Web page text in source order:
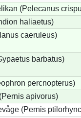
(Pelecanus
haliaetus)
caeruleus)
barbatus)
percnopterus)
apivorus)
(Pernis